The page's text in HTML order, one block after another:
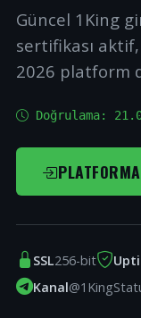
Güncel 1King
sertifikası
2026 platform
Doğrulama:
SSL256-bit
Kanal